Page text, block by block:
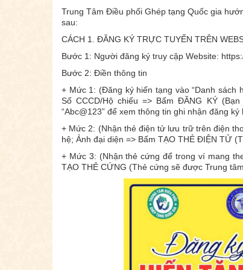
Trung Tâm Điều phối Ghép tạng Quốc gia
sau:
CÁCH 1. ĐĂNG KÝ TRỰC TUYẾN TRÊN
Bước 1: Người đăng ký truy cập Website:
Bước 2: Điền thông tin
+ Mức 1: (Đăng ký hiến tạng vào “Danh sách
Số CCCD/Hộ chiếu => Bấm ĐĂNG KÝ
“Abc@123” để xem thông tin ghi nhận đăng ký
+ Mức 2: (Nhận thẻ điện tử lưu trữ trên điện
hệ; Ảnh đại diện => Bấm TẠO THẺ ĐIỆN TỬ
+ Mức 3: (Nhận thẻ cứng để trong ví mang
TẠO THẺ CỨNG (Thẻ cứng sẽ được Trung